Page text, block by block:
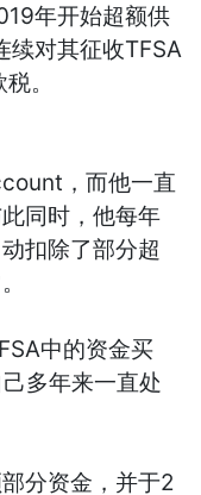
年开始超额供
对其征收TFSA
。
，而他一直
同时，他每年
扣除了部分超
中的资金买
多年来一直处
分资金，并于2